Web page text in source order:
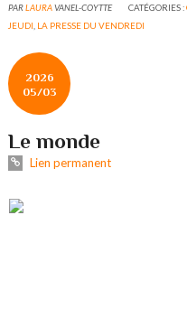
PARLAURAVANEL-COYTTE CATÉGORIES :
JEUDI LA PRESSE DU VENDREDI
2026
05/03
Le monde
Lien permanent